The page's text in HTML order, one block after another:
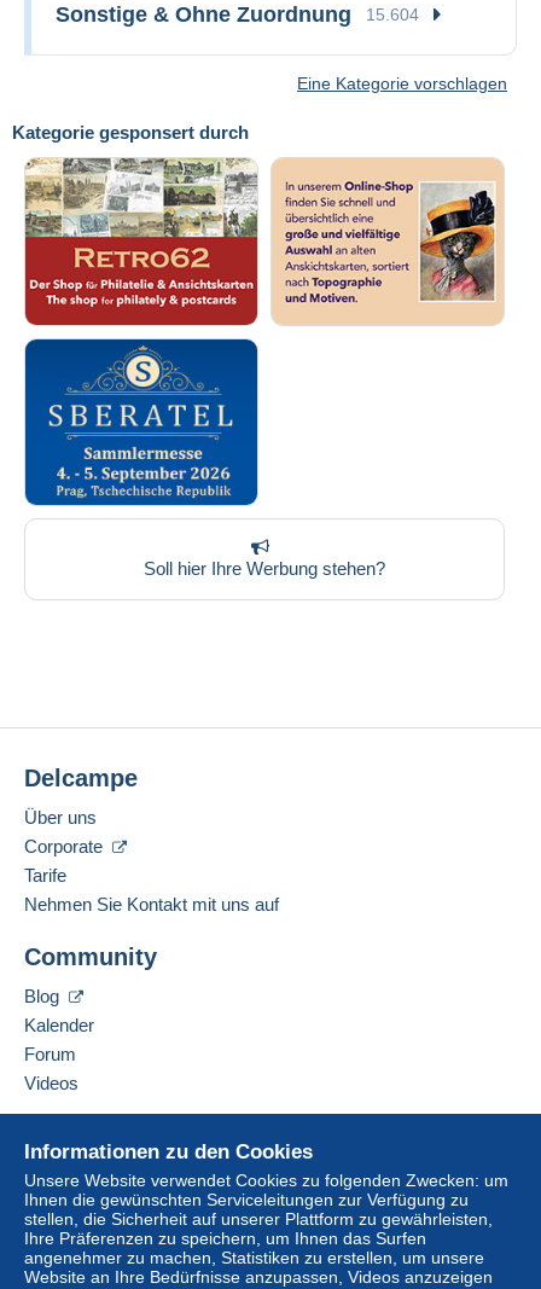
Kategorie gesponsert durch
Soll hier Ihre Werbung stehen?
Sonstige & Ohne Zuordnung 15.604
Eine Kategorie vorschlagen
Informationen zu den Cookies
Unsere Website verwendet Cookies zu folgenden Zwecken: um
Ihnen die gewünschten Serviceleitungen zur Verfügung zu
stellen, die Sicherheit auf unserer Plattform zu gewährleisten,
Ihre Präferenzen zu speichern, um Ihnen das Surfen
angenehmer zu machen, Statistiken zu erstellen, um unsere
Website an Ihre Bedürfnisse anzupassen, Videos anzuzeigen
Delcampe
Über uns
Corporate
Tarife
Nehmen Sie Kontakt mit uns auf
Community
Blog
Kalender
Forum
Videos
Online-Hilfe
Auf Delcampe kaufen
Auf Delcampe verkaufen
Eine sichere Website